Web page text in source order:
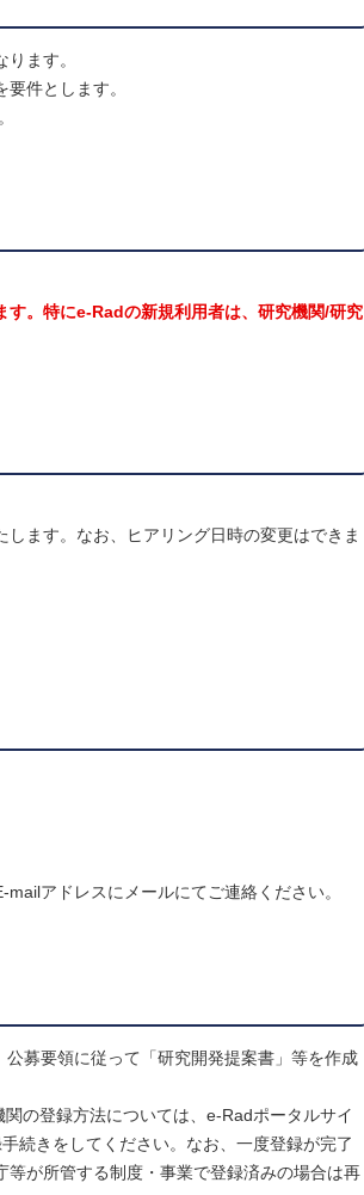
ます。
件とします。
。特にe-Radの新規利用者は、研究機関/研究
ます。なお、ヒアリング日時の変更はできま
アドレスにメールにてご連絡ください。
募要領に従って「研究開発提案書」等を作成
の登録方法については、e-Radポータルサイ
続きをしてください。なお、一度登録が完了
が所管する制度・事業で登録済みの場合は再